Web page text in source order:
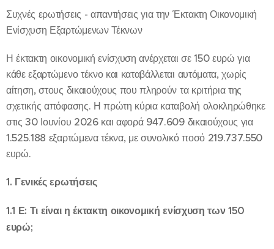
Συχνές ερωτήσεις - απαντήσεις για την Έκτακτη Οικονομική
Ενίσχυση Εξαρτώμενων Τέκνων
Η έκτακτη οικονομική ενίσχυση ανέρχεται σε 150 ευρώ για
κάθε εξαρτώμενο τέκνο και καταβάλλεται αυτόματα, χωρίς
αίτηση, στους δικαιούχους που πληρούν τα κριτήρια της
σχετικής απόφασης. Η πρώτη κύρια καταβολή ολοκληρώθηκε
στις 30 Ιουνίου 2026 και αφορά 947.609 δικαιούχους για
1.525.188 εξαρτώμενα τέκνα, με συνολικό ποσό 219.737.550
ευρώ.
1. Γενικές ερωτήσεις
1.1 Ε: Τι είναι η έκτακτη οικονομική ενίσχυση των 150
ευρώ;